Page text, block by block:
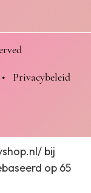
• Privacybeleid
bij
op 65